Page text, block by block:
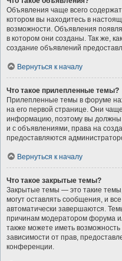
Объявления чаще всего
котором вы находитесь в
возможности. Объявления
в котором они созданы. Так же,
создание объявлений
Вернуться к началу
Что такое прилепленные темы?
Прилепленные темы в форуме
на его первой странице. Они
информацию, поэтому вы должны
и с объявлениями, права на
предоставляются
Вернуться к началу
Что такое закрытые темы?
Закрытые темы — это такие
могут оставлять сообщения, и
автоматически завершаются.
причинам модератором форума
также можете иметь
зависимости от прав,
конференции.